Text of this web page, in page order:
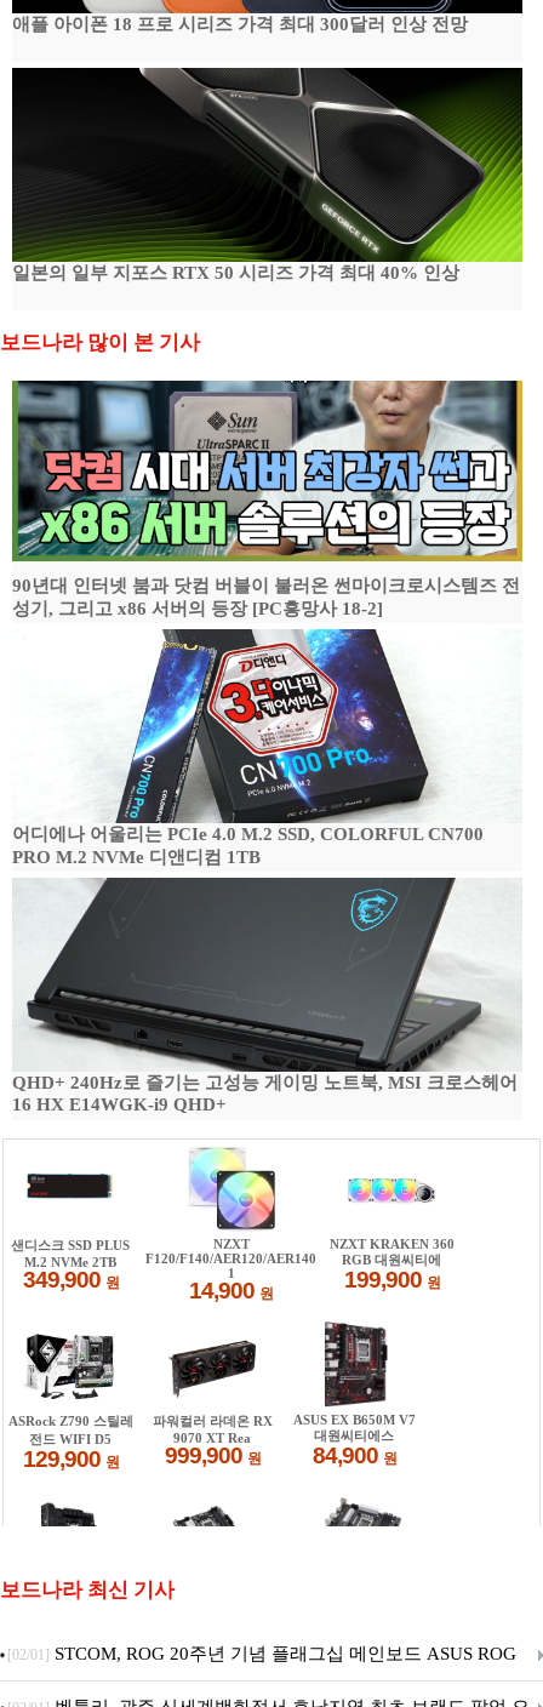
애플 아이폰 18 프로 시리즈 가격 최대 300달러 인상 전망
일본의 일부 지포스 RTX 50 시리즈 가격 최대 40% 인상
보드나라 많이 본 기사
90년대 인터넷 붐과 닷컴 버블이 불러온 썬마이크로시스템즈 전
성기, 그리고 x86 서버의 등장 [PC흥망사 18-2]
어디에나 어울리는 PCIe 4.0 M.2 SSD, COLORFUL CN700
PRO M.2 NVMe 디앤디컴 1TB
QHD+ 240Hz로 즐기는 고성능 게이밍 노트북, MSI 크로스헤어
16 HX E14WGK-i9 QHD+
보드나라 최신 기사
[02/01] STCOM, ROG 20주년 기념 플래그십 메인보드 ASUS ROG